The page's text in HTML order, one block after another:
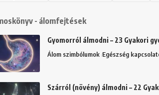
- álomfejtések
Gyomorról álmodni – 23 Gyakori
Álom szimbólumok Egészség
Szárról (növény) álmodni – 22